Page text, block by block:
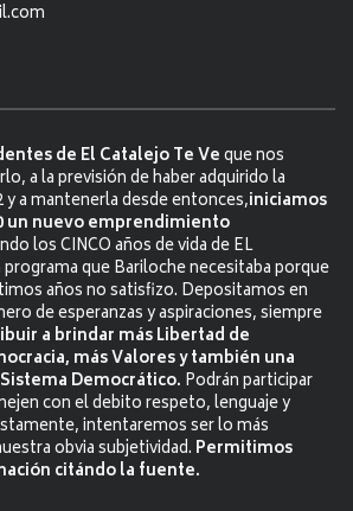
de El Catalejo Te Veque nos
a la previsión de haber adquirido la
y a mantenerla desde entonces,iniciamos
un nuevo emprendimiento
los CINCO años de vida de EL
programa que Bariloche necesitaba porque
años no satisfizo. Depositamos en
de esperanzas y aspiraciones, siempre
a brindar más Libertad de
más Valores y también una
Democrático. Podrán participar
con el debito respeto, lenguaje y
intentaremos ser lo más
obvia subjetividad. Permitimos
citándo la fuente.